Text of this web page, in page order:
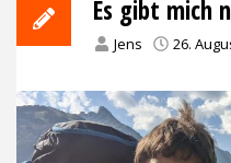
Es gibt mich
Jens 26.